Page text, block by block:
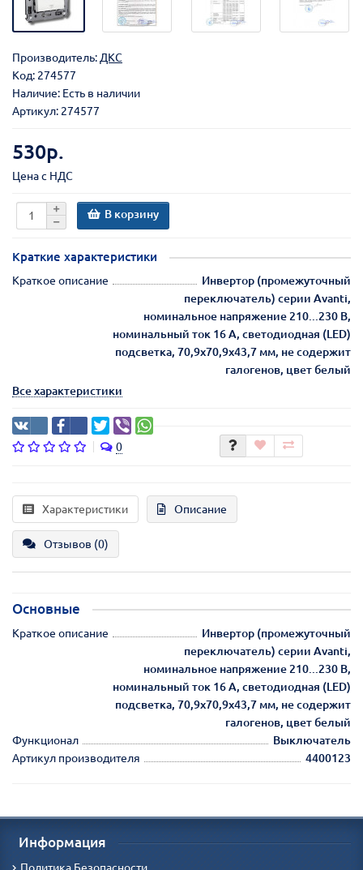
Производитель: ДКС
Код: 274577
Наличие: Есть в наличии
Артикул: 274577
530р.
Цена с НДС
В корзину
Краткие характеристики
Краткое описание
Инвертор (промежуточный
переключатель) серии Avanti,
номинальное напряжение 210...230 В,
номинальный ток 16 А, светодиодная (LED)
подсветка, 70,9х70,9х43,7 мм, не содержит
галогенов, цвет белый
Все характеристики
0
Характеристики Описание
Отзывов (0)
Основные
Краткое описание
Инвертор (промежуточный
переключатель) серии Avanti,
номинальное напряжение 210...230 В,
номинальный ток 16 А, светодиодная (LED)
подсветка, 70,9х70,9х43,7 мм, не содержит
галогенов, цвет белый
Функционал
Выключатель
Артикул производителя
4400123
Информация